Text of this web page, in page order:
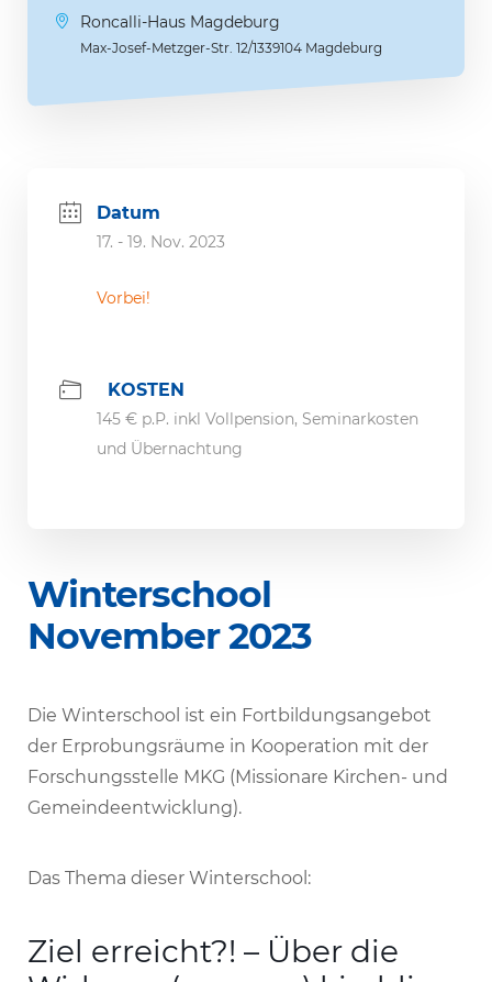
Roncalli-Haus Magdeburg
Max-Josef-Metzger-Str. 12/1339104 Magdeburg
Datum
17. - 19. Nov. 2023
Vorbei!
KOSTEN
145 € p.P. inkl Vollpension, Seminarkosten
und Übernachtung
Winter­school
November 2023
Die Winter­school ist ein Fort­bil­dungs­an­gebot
der Erpro­bungs­räume in Koope­ra­tion mit der
Forschungs­stelle MKG (Missio­nare Kirchen- und
Gemeindeentwicklung).
Das Thema dieser Winterschool:
Ziel erreicht?! – Über die